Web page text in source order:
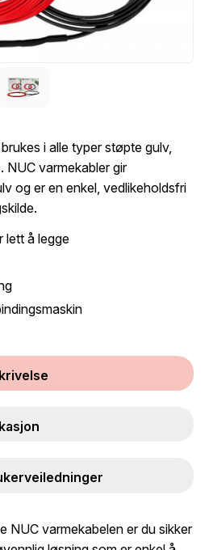
i alle typer støpte gulv,
NUC varmekabler gir
og er en enkel, vedlikeholdsfri
lett å legge
NUC varmekabelen er du sikker